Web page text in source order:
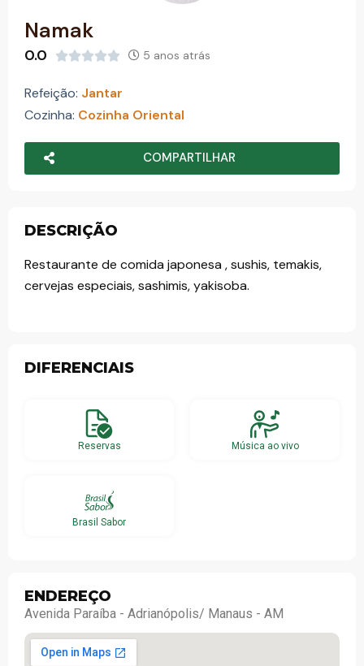
Namak
0.0  5 anos atrás
Refeição: Jantar
Cozinha: Cozinha Oriental
COMPARTILHAR
DESCRIÇÃO
Restaurante de comida japonesa , sushis, temakis,
cervejas especiais, sashimis, yakisoba.
DIFERENCIAIS
Reservas Música ao vivo
Brasil Sabor
ENDEREÇO
Avenida Paraíba - Adrianópolis/ Manaus - AM